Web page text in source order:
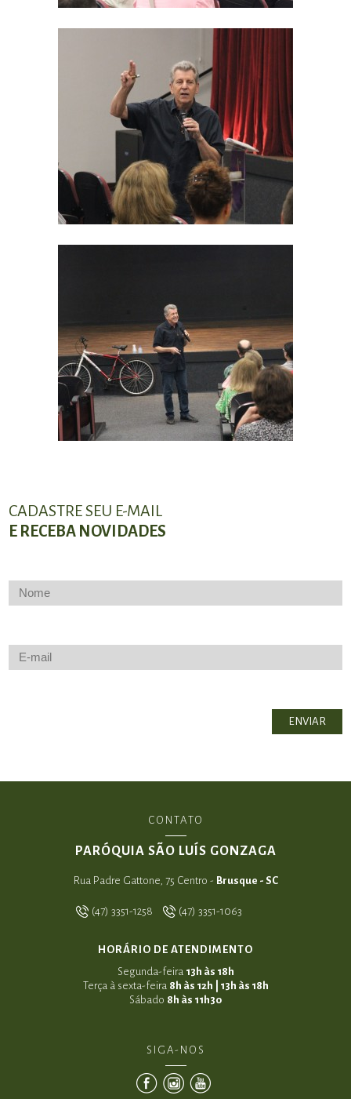
CADASTRE SEU E-MAIL
E RECEBA NOVIDADES
CONTATO
PARÓQUIA SÃO LUÍS GONZAGA
Rua Padre Gattone, 75 Centro - Brusque - SC
(47) 3351-1258 (47) 3351-1063
HORÁRIO DE ATENDIMENTO
Segunda-feira 13h às 18h
Terça à sexta-feira 8h às 12h | 13h às 18h
Sábado 8h às 11h30
SIGA-NOS